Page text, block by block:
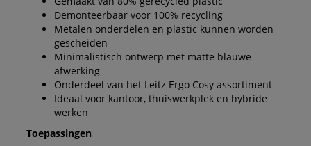
Demonteerbaar voor 100% recycling
Metalen onderdelen en plastic kunnen worden
gescheiden
Minimalistisch ontwerp met matte blauwe
afwerking
Onderdeel van het Leitz Ergo Cosy assortiment
Ideaal voor kantoor, thuiswerkplek en hybride
werken
Toepassingen